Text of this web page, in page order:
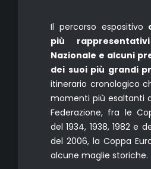
Il percorso espositivo
più
Nazionale e alcuni
dei suoi più grandi
itinerario cronologico
momenti più esaltanti
Federazione, fra le
del 1934, 1938, 1982 e
del 2006, la Coppa
alcune maglie storiche.